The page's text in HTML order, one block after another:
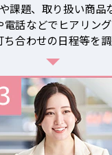
課題、取り扱い商品
電話などでヒアリン
ち合わせの日程等を調